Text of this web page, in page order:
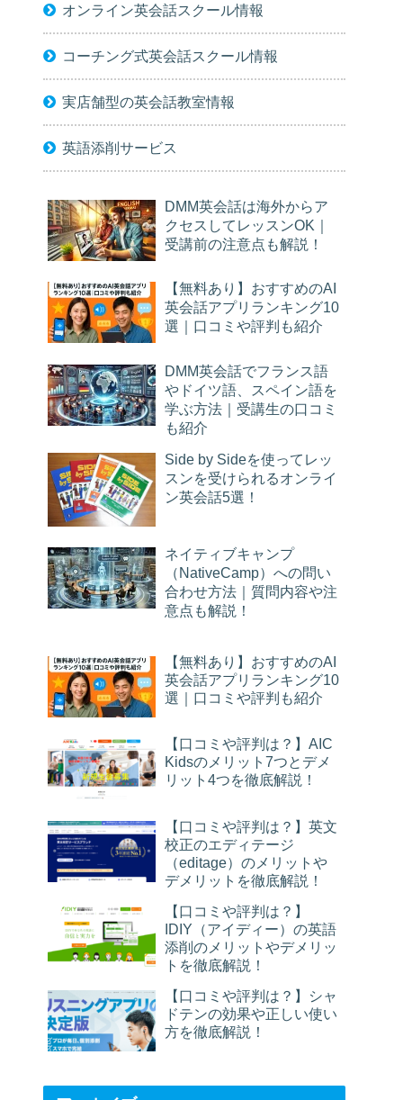
オンライン英会話スクール情報
コーチング式英会話スクール情報
実店舗型の英会話教室情報
英語添削サービス
DMM英会話は海外からア
クセスしてレッスンOK｜
受講前の注意点も解説！
【無料あり】おすすめのAI
英会話アプリランキング10
選｜口コミや評判も紹介
DMM英会話でフランス語
やドイツ語、スペイン語を
学ぶ方法｜受講生の口コミ
も紹介
Side by Sideを使ってレッ
スンを受けられるオンライ
ン英会話5選！
ネイティブキャンプ
（NativeCamp）への問い
合わせ方法｜質問内容や注
意点も解説！
【無料あり】おすすめのAI
英会話アプリランキング10
選｜口コミや評判も紹介
【口コミや評判は？】AIC
Kidsのメリット7つとデメ
リット4つを徹底解説！
【口コミや評判は？】英文
校正のエディテージ
（editage）のメリットや
デメリットを徹底解説！
【口コミや評判は？】
IDIY（アイディー）の英語
添削のメリットやデメリッ
トを徹底解説！
【口コミや評判は？】シャ
ドテンの効果や正しい使い
方を徹底解説！